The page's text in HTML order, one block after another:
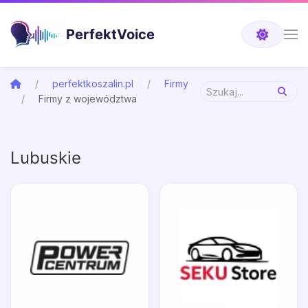
PerfektVoice
perfektkoszalin.pl
Firmy
Firmy z województwa
Lubuskie